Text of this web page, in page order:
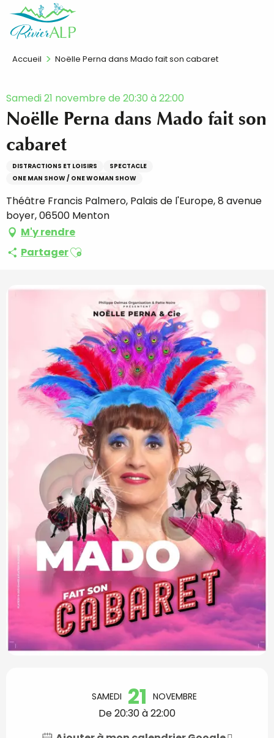
contenu
FR
Accueil Noëlle Perna dans Mado fait son cabaret
Samedi 21 novembre de 20:30 à 22:00
Noëlle Perna dans Mado fait son
cabaret
DISTRACTIONS ET LOISIRS
SPECTACLE
ONE MAN SHOW / ONE WOMAN SHOW
Théâtre Francis Palmero, Palais de l'Europe, 8 avenue
boyer, 06500 Menton
M'y rendre
PartagerAjouter aux favoris
Ouverture et
SAMEDI 21 NOVEMBRE
De 20:30 à 22:00